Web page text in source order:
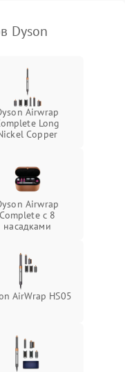
Подробнее →
Подробнее →
Dyson
Airwrap
Long
Copper
Airwrap
Complete с 8
насадками
AirWrap HS05